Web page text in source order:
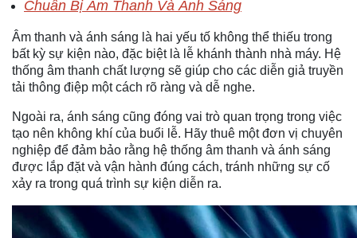
Chuẩn Bị Âm Thanh Và Ánh Sáng
Âm thanh và ánh sáng là hai yếu tố không thể thiếu trong
bất kỳ sự kiện nào, đặc biệt là lễ khánh thành nhà máy. Hệ
thống âm thanh chất lượng sẽ giúp cho các diễn giả truyền
tải thông điệp một cách rõ ràng và dễ nghe.
Ngoài ra, ánh sáng cũng đóng vai trò quan trọng trong việc
tạo nên không khí của buổi lễ. Hãy thuê một đơn vị chuyên
nghiệp để đảm bảo rằng hệ thống âm thanh và ánh sáng
được lắp đặt và vận hành đúng cách, tránh những sự cố
xảy ra trong quá trình sự kiện diễn ra.